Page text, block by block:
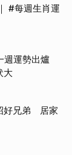
#每週生肖運
週運勢出爐
大
好兄弟 居家